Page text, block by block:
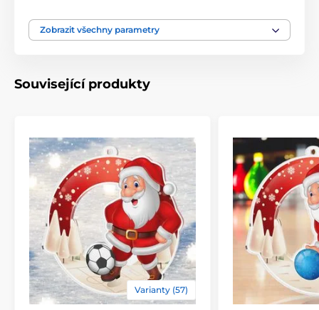
Materiál
Zobrazit všechny parametry
Související produkty
Varianty (57)